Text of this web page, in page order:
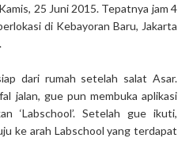
25 Juni 2015. Tepatnya jam 4
di Kebayoran Baru, Jakarta
dari rumah setelah salat Asar.
jalan, gue pun membuka aplikasi
‘Labschool’. Setelah gue ikuti,
ke arah Labschool yang terdapat